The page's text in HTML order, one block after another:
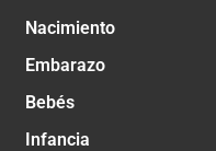
Nacimiento
Embarazo
Bebés
Infancia